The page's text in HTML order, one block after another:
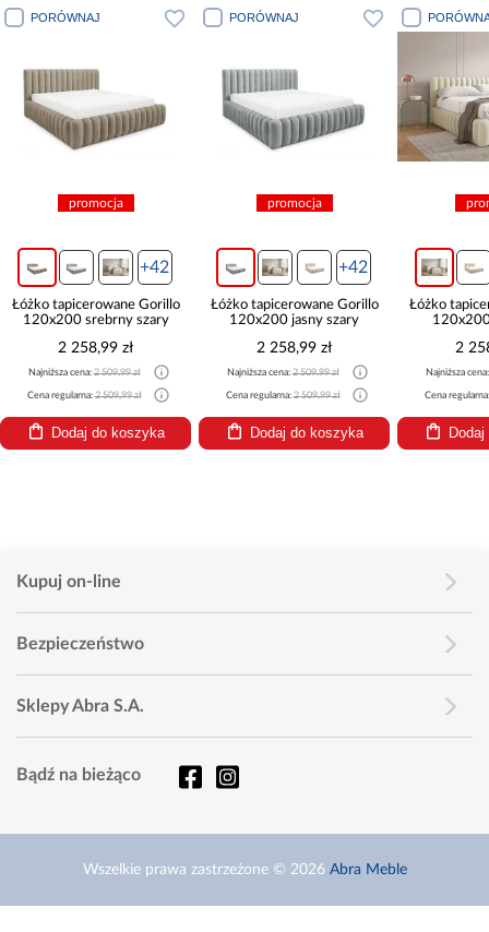
+42
Gorillo
PORÓWNAJ
+42
Łóżko tapicerowane Gorillo
120x200 jasny szary
2 258,99 zł
Najniższa cena: 2 509,99 zł
Cena regularna:2 509,99 zł
Dodaj do koszyka
PORÓWNAJ
+42
Łóżko tapicerowane Gorillo
120x200 kremowy
2 258,99 zł
Najniższa cena: 2 509,99 zł
Cena regularna:2 509,99 zł
Dodaj do koszyka
Kupuj on-line
Bezpieczeństwo
Sklepy Abra S.A.
Bądź na bieżąco
Wszelkie prawa zastrzeżone © 2026 Abra Meble